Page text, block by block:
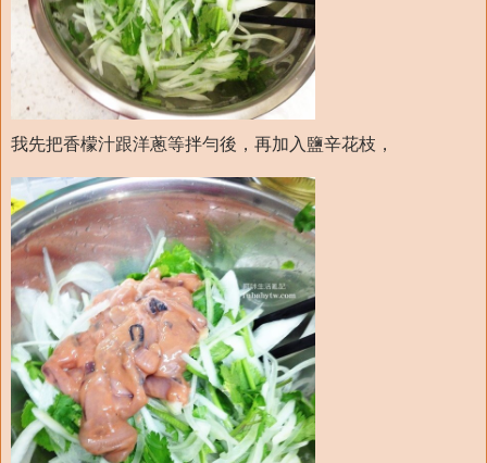
我先把香檬汁跟洋蔥等拌勻後，再加入鹽辛花枝，